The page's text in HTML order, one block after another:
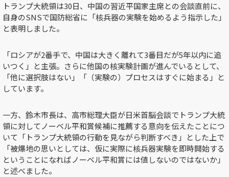
トランプ大統領は30日、中国の習近平国家主席との会談直前に、
自身のSNSで国防総省に「核兵器の実験を始めるよう指示した」
と表明しました。
「ロシアが2番手で、中国は大きく離れて3番目だが5年以内に追
いつく」と主張。 さらに他国の核実験計画が進んでいるとして、
「他に選択肢はない」「（実験の）プロセスはすぐに始まる」と
しています。
一方、鈴木市長は、高市総理大臣が日米首脳会談でトランプ大統
領に対してノーベル平和賞候補に推薦する意向を伝えたことにつ
いて「トランプ大統領の行動を見ながら判断すべき」とした上で
「被爆地の思いとしては、仮に実際に核兵器実験を即時開始する
ということになればノーベル平和賞には値しないのではないか」
と述べました。